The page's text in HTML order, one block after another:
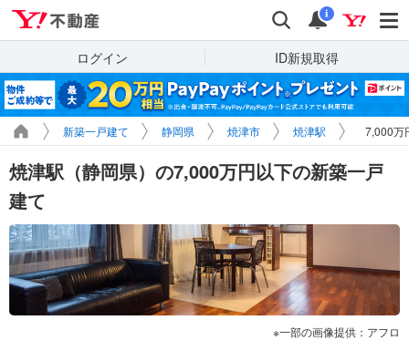
検索 通知
i
ログイン ID新規取得
新築一戸建て 静岡県 焼津市 焼津駅 7,000万
焼津駅（静岡県）の7,000万円以下の新築一戸
建て
一部の画像提供：アフロ